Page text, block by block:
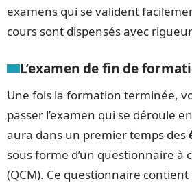
examens qui se valident
cours sont dispensés avec
L’examen de fin de
Une fois la formation terminée,
passer l’examen qui se déroule
aura dans un premier temps des
sous forme d’un questionnaire à
(QCM). Ce questionnaire